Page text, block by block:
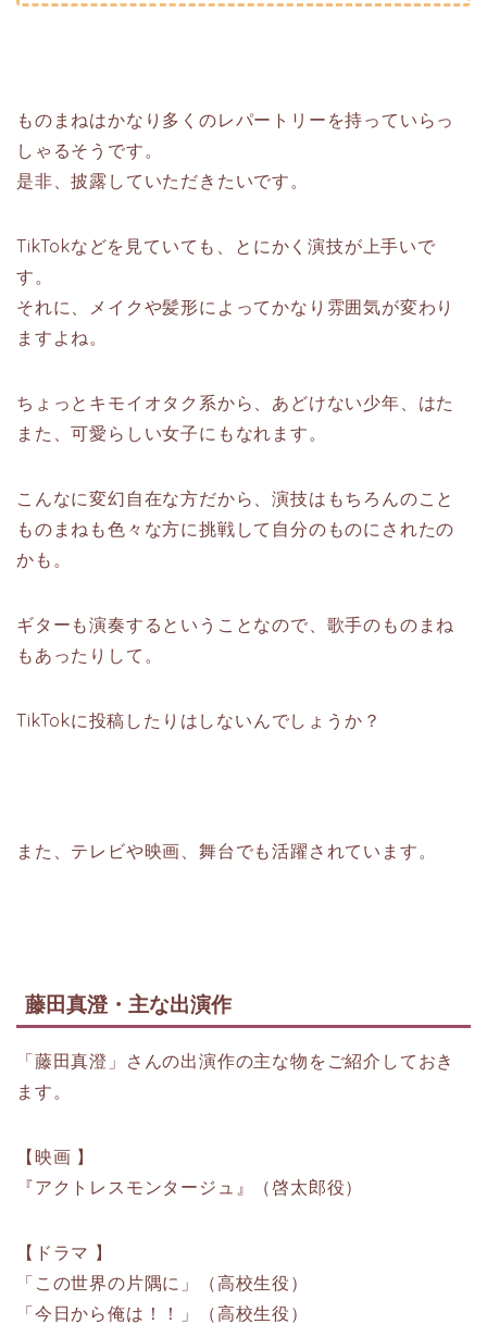
ものまねはかなり多くのレパートリーを持っていらっ
しゃるそうです。
是非、披露していただきたいです。
TikTokなどを見ていても、とにかく演技が上手いで
す。
それに、メイクや髪形によってかなり雰囲気が変わり
ますよね。
ちょっとキモイオタク系から、あどけない少年、はた
また、可愛らしい女子にもなれます。
こんなに変幻自在な方だから、演技はもちろんのこと
ものまねも色々な方に挑戦して自分のものにされたの
かも。
ギターも演奏するということなので、歌手のものまね
もあったりして。
TikTokに投稿したりはしないんでしょうか？
また、テレビや映画、舞台でも活躍されています。
藤田真澄・主な出演作
「藤田真澄」さんの出演作の主な物をご紹介しておき
ます。
【映画 】
『アクトレスモンタージュ』（啓太郎役）
【ドラマ 】
「この世界の片隅に」（高校生役）
「今日から俺は！！」（高校生役）